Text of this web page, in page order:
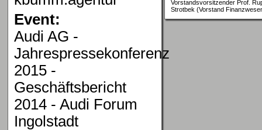
Event:
Audi AG -
Jahrespressekonferenz
2015 -
Geschäftsbericht
2014 - Audi Forum
Ingolstadt
Vorstandsvorsitzender Prof.
Strotbek (Vorstand